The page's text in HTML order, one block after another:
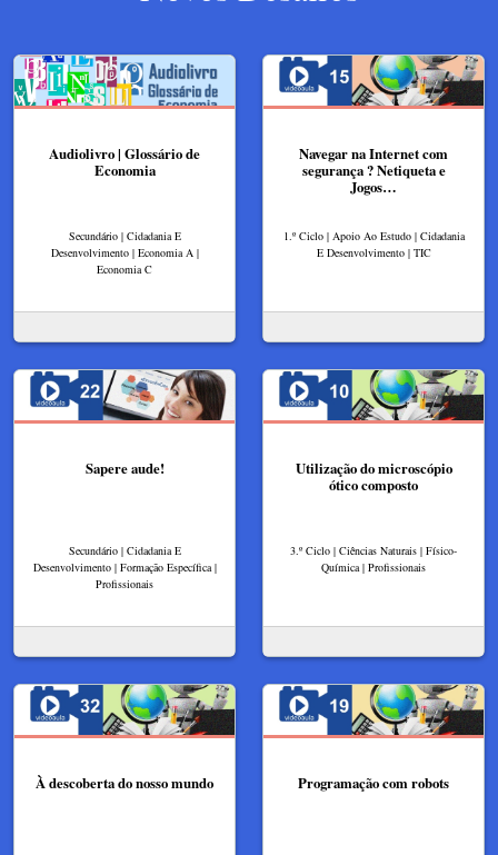
Audiolivro | Glossário de
Economia
Secundário | Cidadania E
Desenvolvimento | Economia A |
Economia C
Navegar na Internet com
segurança ? Netiqueta e
Jogos…
1.º Ciclo | Apoio Ao Estudo | Cidadania
E Desenvolvimento | TIC
Sapere aude!
Secundário | Cidadania E
Desenvolvimento | Formação Específica |
Profissionais
Utilização do microscópio
ótico composto
3.º Ciclo | Ciências Naturais | Físico-
Química | Profissionais
À descoberta do nosso mundo Programação com robots